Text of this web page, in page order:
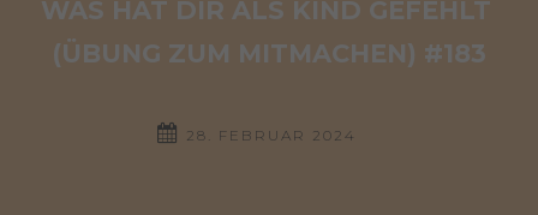
WAS HAT DIR ALS KIND GEFEHLT
(ÜBUNG ZUM MITMACHEN) #183
28. FEBRUAR 2024